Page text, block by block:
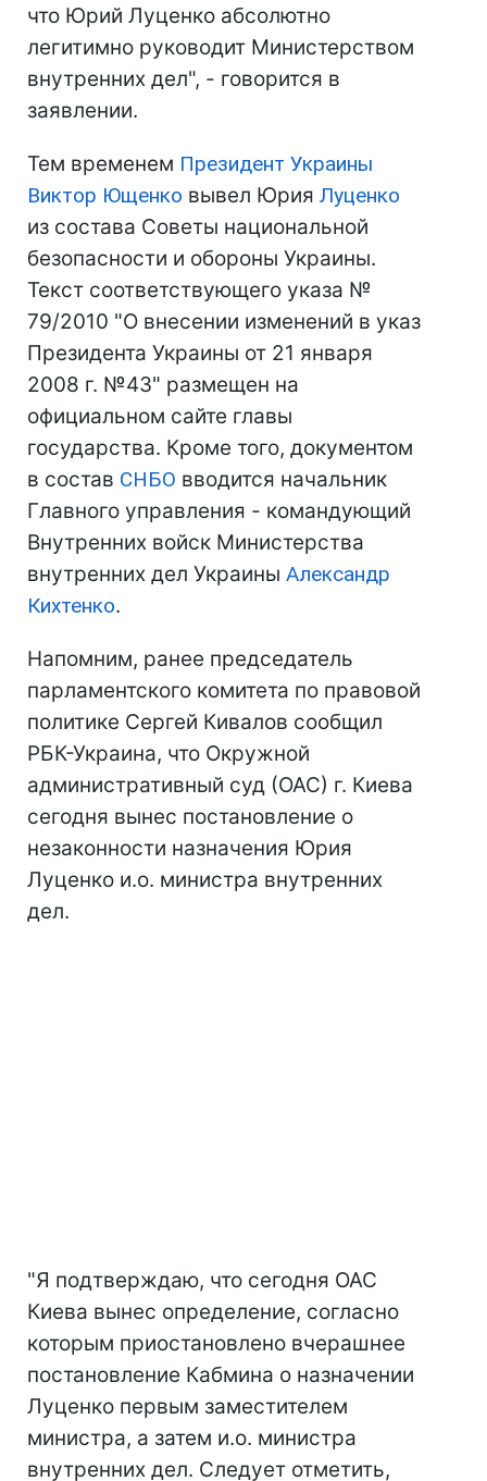
что Юрий Луценко абсолютно
легитимно руководит Министерством
внутренних дел", - говорится в
заявлении.
Тем временем Президент Украины
Виктор Ющенко вывел Юрия Луценко
из состава Советы национальной
безопасности и обороны Украины.
Текст соответствующего указа №
79/2010 "О внесении изменений в указ
Президента Украины от 21 января
2008 г. №43" размещен на
официальном сайте главы
государства. Кроме того, документом
в состав СНБО вводится начальник
Главного управления - командующий
Внутренних войск Министерства
внутренних дел Украины Александр
Кихтенко.
Напомним, ранее председатель
парламентского комитета по правовой
политике Сергей Кивалов сообщил
РБК-Украина, что Окружной
административный суд (ОАС) г. Киева
сегодня вынес постановление о
незаконности назначения Юрия
Луценко и.о. министра внутренних
дел.
"Я подтверждаю, что сегодня ОАС
Киева вынес определение, согласно
которым приостановлено вчерашнее
постановление Кабмина о назначении
Луценко первым заместителем
министра, а затем и.о. министра
внутренних дел. Следует отметить,